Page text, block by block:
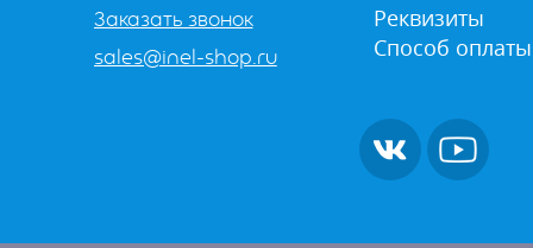
Заказать звонок
sales@inel-shop.ru
Реквизиты
Способ оплаты